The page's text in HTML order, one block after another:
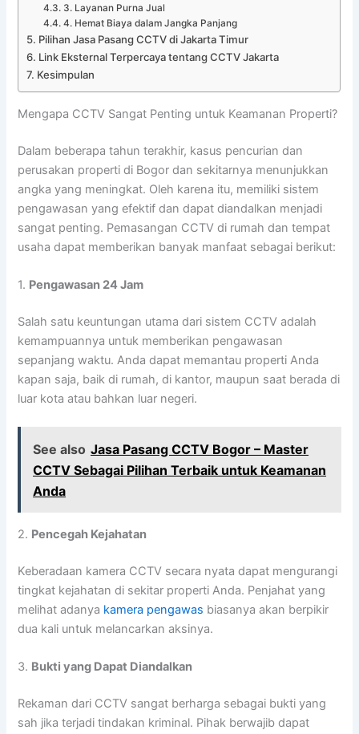
3. Layanan Purna Jual
4. Hemat Biaya dalam Jangka Panjang
Pilihan Jasa Pasang CCTV di Jakarta Timur
Link Eksternal Terpercaya tentang CCTV Jakarta
Kesimpulan
Mengapa CCTV Sangat Penting untuk Keamanan Properti?
Dalam beberapa tahun terakhir, kasus pencurian dan
perusakan properti di Bogor dan sekitarnya menunjukkan
angka yang meningkat. Oleh karena itu, memiliki sistem
pengawasan yang efektif dan dapat diandalkan menjadi
sangat penting. Pemasangan CCTV di rumah dan tempat
usaha dapat memberikan banyak manfaat sebagai berikut:
1. Pengawasan 24 Jam
Salah satu keuntungan utama dari sistem CCTV adalah
kemampuannya untuk memberikan pengawasan
sepanjang waktu. Anda dapat memantau properti Anda
kapan saja, baik di rumah, di kantor, maupun saat berada di
luar kota atau bahkan luar negeri.
See also Jasa Pasang CCTV Bogor – Master
CCTV Sebagai Pilihan Terbaik untuk Keamanan
Anda
2. Pencegah Kejahatan
Keberadaan kamera CCTV secara nyata dapat mengurangi
tingkat kejahatan di sekitar properti Anda. Penjahat yang
melihat adanya kamera pengawas biasanya akan berpikir
dua kali untuk melancarkan aksinya.
3. Bukti yang Dapat Diandalkan
Rekaman dari CCTV sangat berharga sebagai bukti yang
sah jika terjadi tindakan kriminal. Pihak berwajib dapat